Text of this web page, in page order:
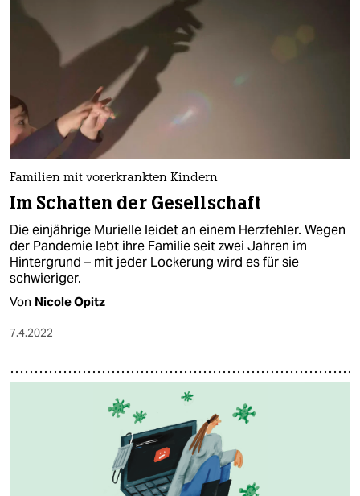
Familien mit vorerkrankten Kindern
Im Schatten der Gesellschaft
Die einjährige Murielle leidet an einem Herzfehler. Wegen
der Pandemie lebt ihre Familie seit zwei Jahren im
Hintergrund – mit jeder Lockerung wird es für sie
schwieriger.
Von Nicole Opitz
7.4.2022